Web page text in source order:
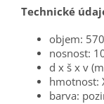
Technické
objem:
nosnost:
d x š x v
hmotnost:
barva: